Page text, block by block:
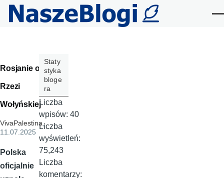
Przejdź do treści
Rosjanie o
Rzezi
Wołyńskiej
VivaPalestina,
11.07.2025
Polska
oficjalnie
Staty
styka
bloge
ra
Liczba
wpisów: 40
Liczba
wyświetleń:
75,243
Liczba
komentarzy: